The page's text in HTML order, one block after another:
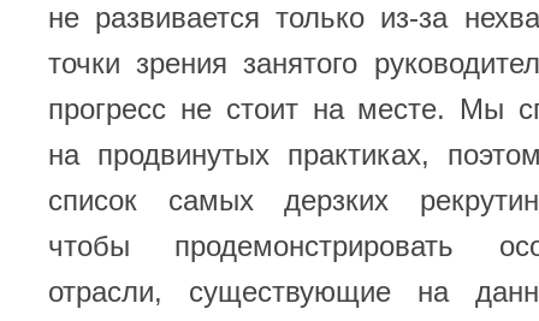
не развивается только из-за
точки зрения занятого
прогресс не стоит на месте. Мы
на продвинутых практиках,
список самых дерзких
чтобы продемонстрировать
отрасли, существующие на